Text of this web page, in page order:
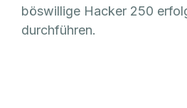
böswillige Hacker 250
durchführen.